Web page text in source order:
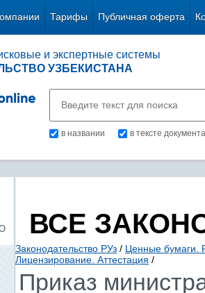
Тарифы Публичная оферта
и экспертные системы
УЗБЕКИСТАНА
в названии в тексте документа
ВСЕ
Законодательство РУз / Ценные бумаги.
Лицензирование. Аттестация /
Приказ